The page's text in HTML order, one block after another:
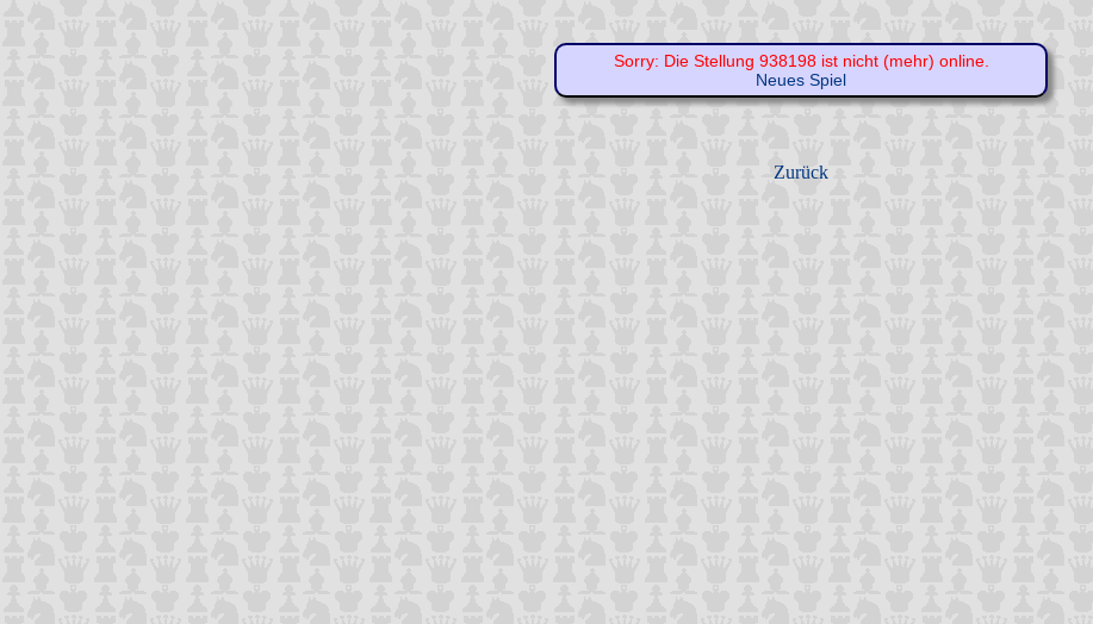
Sorry: Die Stellung 938198 ist nicht (mehr) online.
Neues Spiel
Zurück